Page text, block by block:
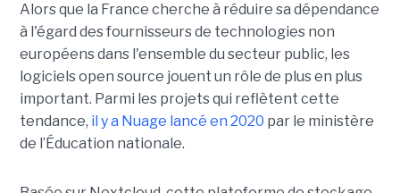
Alors que la France cherche à réduire sa dépendance
à l'égard des fournisseurs de technologies non
européens dans l'ensemble du secteur public, les
logiciels open source jouent un rôle de plus en plus
important. Parmi les projets qui reflètent cette
tendance, il y a Nuage lancé en 2020 par le ministère
de l’Éducation nationale.